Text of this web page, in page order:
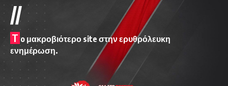
//
T o μακροβιότερο site στην ερυθρόλευκη
ενημέρωση.